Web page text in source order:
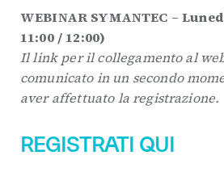
WEBINAR SYMANTEC –
11:00 / 12:00)
Il link per il collegamento al
comunicato in un secondo
aver affettuato la registrazione.
REGISTRATI QUI